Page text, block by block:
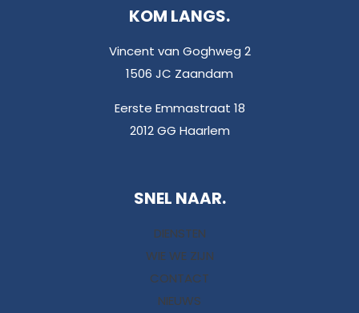
KOM LANGS.
Vincent van Goghweg 2
1506 JC Zaandam
Eerste Emmastraat 18
2012 GG Haarlem
SNEL NAAR.
DIENSTEN
WIE WE ZIJN
CONTACT
NIEUWS